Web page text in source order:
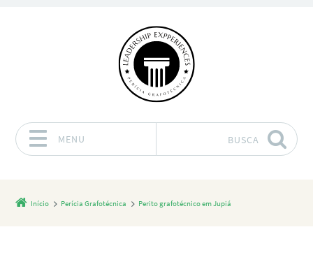
MENU BUSCA
Início Perícia Grafotécnica Perito grafotécnico em Jupiá